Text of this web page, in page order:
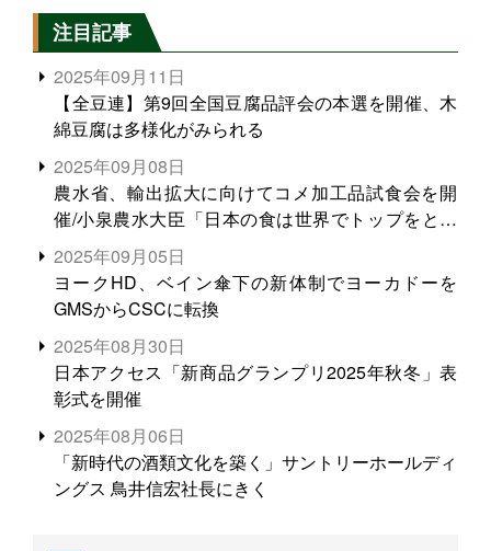
注目記事
2025年09月11日
【全豆連】第9回全国豆腐品評会の本選を開催、木
綿豆腐は多様化がみられる
2025年09月08日
農水省、輸出拡大に向けてコメ加工品試食会を開
催/小泉農水大臣「日本の食は世界でトップをとれ
る。米増産に向けて、米輸出需要の拡大を」
2025年09月05日
ヨークHD、ベイン傘下の新体制でヨーカドーを
GMSからCSCに転換
2025年08月30日
日本アクセス「新商品グランプリ2025年秋冬」表
彰式を開催
2025年08月06日
「新時代の酒類文化を築く」サントリーホールディ
ングス 鳥井信宏社長にきく